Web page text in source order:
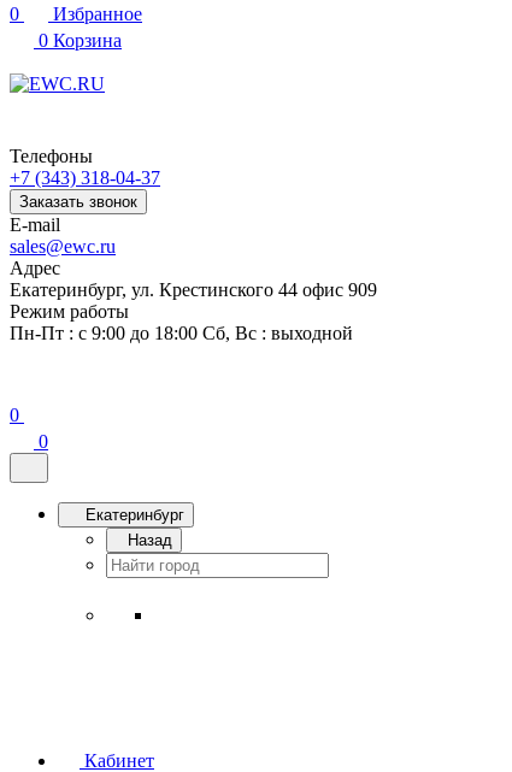
0
Избранное
0 Корзина
Телефоны
+7 (343) 318-04-37
Заказать звонок
E-mail
sales@ewc.ru
Адрес
Екатеринбург, ул. Крестинского 44 офис 909
Режим работы
Пн-Пт : с 9:00 до 18:00 Сб, Вс : выходной
0
0
Екатеринбург
Назад
Кабинет